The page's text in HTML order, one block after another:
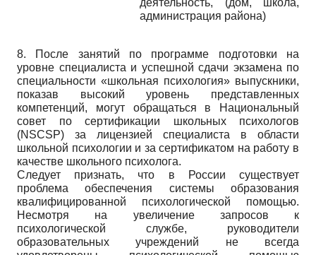
деятельность, (дом, школа,
администрация района)
8. После занятий по программе подготовки на
уровне специалиста и успешной сдачи экзамена по
специальности «школьная психология» выпускники,
показав высокий уровень представленных
компетенций, могут обращаться в Национальный
совет по сертификации школьных психологов
(NSCSP) за лицензией специалиста в области
школьной психологии и за сертификатом на работу в
качестве школьного психолога.
Следует признать, что в России существует
проблема обеспечения системы образования
квалифицированной психологической помощью.
Несмотря на увеличение запросов к
психологической службе, руководители
образовательных учреждений не всегда